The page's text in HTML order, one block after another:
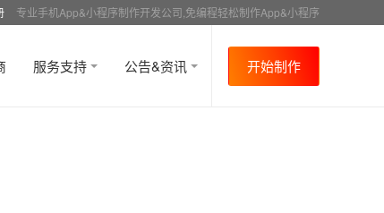
专业手机App&小程序制作开发公司,免编程轻松制作App&小程序
服务支持 公告&资讯 开始制作